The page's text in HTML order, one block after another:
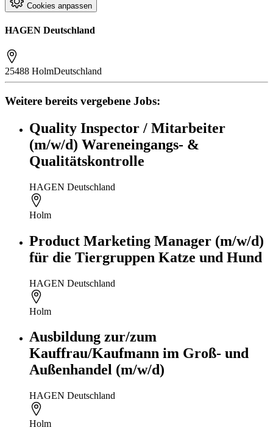
Cookies anpassen
HAGEN Deutschland
25488 HolmDeutschland
Weitere bereits vergebene Jobs:
Quality Inspector / Mitarbeiter
(m/w/d) Wareneingangs- &
Qualitätskontrolle
HAGEN Deutschland
Holm
Product Marketing Manager (m/w/d)
für die Tiergruppen Katze und Hund
HAGEN Deutschland
Holm
Ausbildung zur/zum
Kauffrau/Kaufmann im Groß- und
Außenhandel (m/w/d)
HAGEN Deutschland
Holm